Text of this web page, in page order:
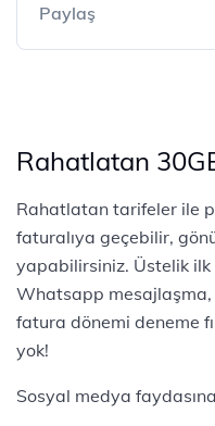
Paylaş
Rahatlatan
Rahatlatan tarifeler ile
faturalıya geçebilir,
yapabilirsiniz. Üstelik ilk
Whatsapp
fatura dönemi deneme
yok!
Sosyal medya